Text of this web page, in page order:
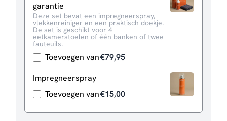
garantie
Deze set bevat een impregneerspray,
vlekkenreiniger en een praktisch doekje.
De set is geschikt voor 4
eetkamerstoelen of één banken of twee
fauteuils.
Toevoegen van€79,95
Impregneerspray
Toevoegen van€15,00